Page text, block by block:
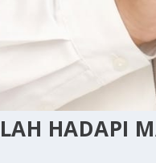
HADAPI